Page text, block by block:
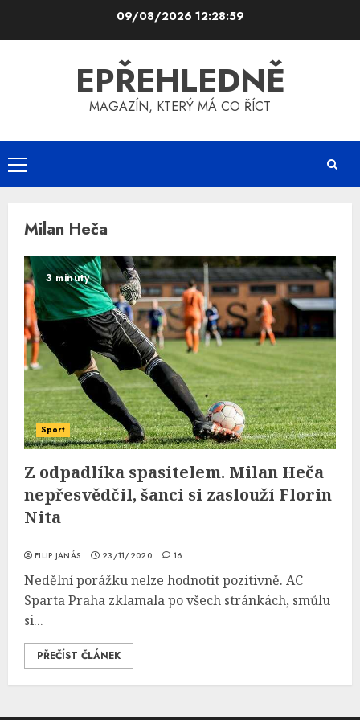
09/08/2026 12:28:59
EPŘEHLEDNĚ
MAGAZÍN, KTERÝ MÁ CO ŘÍCT
Primary
Menu
Milan Heča
3 minuty
Sport
Z odpadlíka spasitelem. Milan Heča
nepřesvědčil, šanci si zaslouží Florin
Nita
FILIP JANÁS 23/11/2020 16
Nedělní porážku nelze hodnotit pozitivně. AC
Sparta Praha zklamala po všech stránkách, smůlu
si...
PŘEČÍST ČLÁNEK